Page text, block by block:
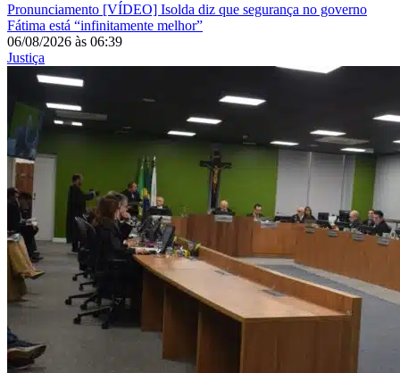
Pronunciamento [VÍDEO] Isolda diz que segurança no governo
Fátima está “infinitamente melhor”
06/08/2026 às 06:39
Justiça